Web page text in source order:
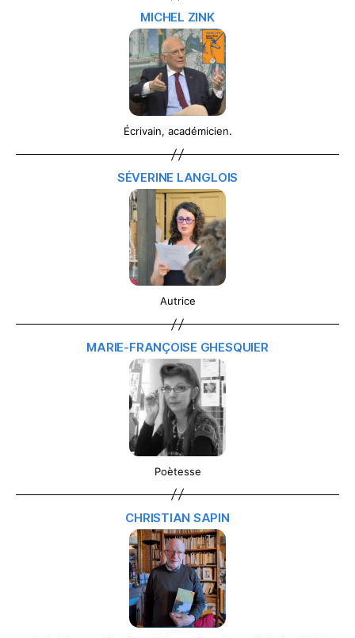
MICHEL ZINK
Écrivain, académicien.
SÉVERINE LANGLOIS
Autrice
MARIE-FRANÇOISE GHESQUIER
Poètesse
CHRISTIAN SAPIN